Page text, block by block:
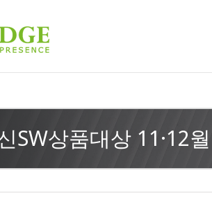
SW상품대상 11·12